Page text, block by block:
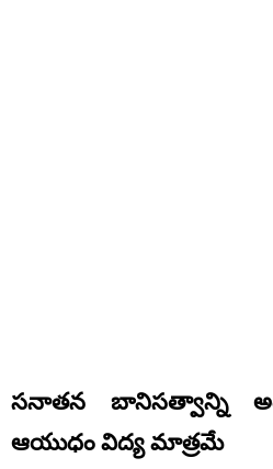
సనాతన బానిసత్వాన్ని
ఆయుధం విద్య మాత్రమే